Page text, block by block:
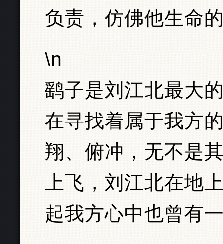
负责，仿佛他生命
\n
鹞子是刘江北最大
在寻找着属于我方
翔、俯冲，无不是
上飞，刘江北在地
起我方心中也曾有